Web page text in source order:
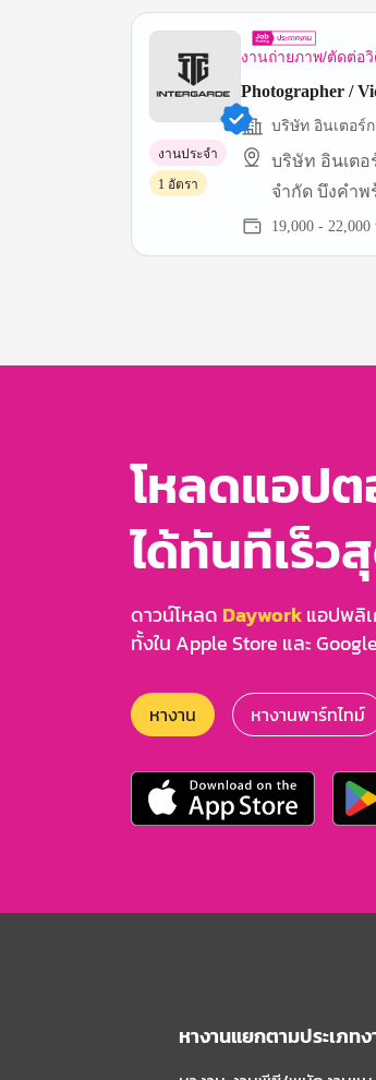
งานถ่ายภาพ/ตัดต่อ
Photographer /
บริษัท อินเตอร์
บริษัท อินเตอ
จำกัด บึงคำพ
19,000 -
งานประจำ
1 อัตรา
โหลดแอป
ได้ทันทีเร็ว
ดาวน์โหลด Dayworkแอปพลิ
ทั้งใน Apple Store และ
หางาน หางานพาร์ทไทม์
หางานแยกตามประเภท